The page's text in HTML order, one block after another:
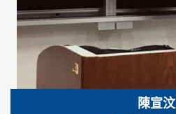
陳宣汶